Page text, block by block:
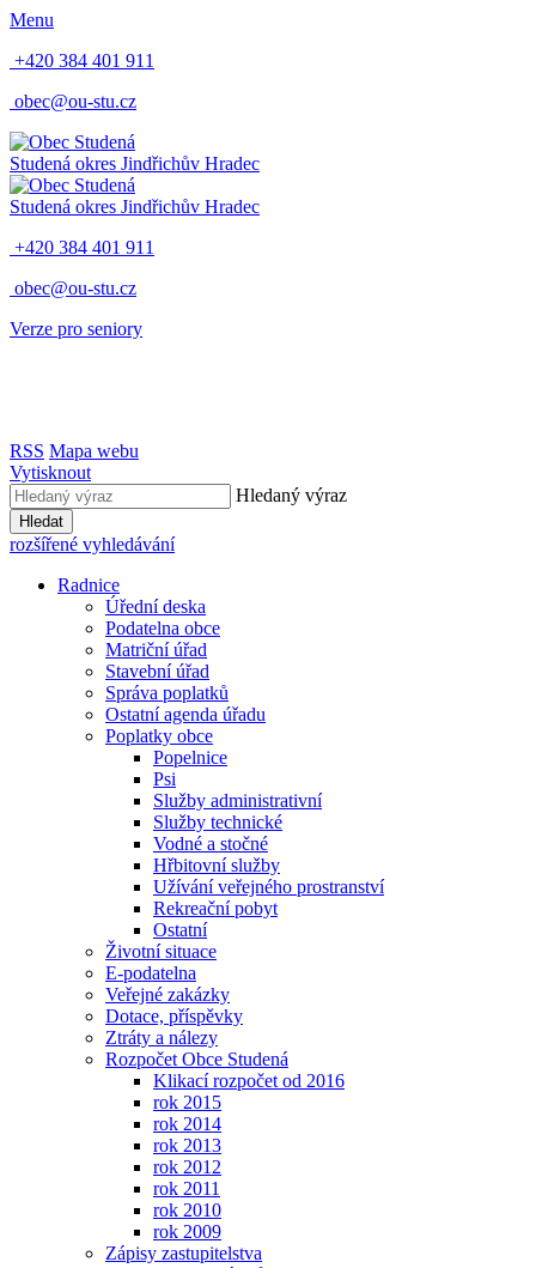
Menu
+420 384 401 911
obec@ou-stu.cz
Studená okres Jindřichův Hradec
Studená okres Jindřichův Hradec
+420 384 401 911
obec@ou-stu.cz
Verze pro seniory
RSS Mapa webu
Vytisknout
Hledaný výraz
Hledat
rozšířené vyhledávání
Radnice
Úřední deska
Podatelna obce
Matriční úřad
Stavební úřad
Správa poplatků
Ostatní agenda úřadu
Poplatky obce
Popelnice
Psi
Služby administrativní
Služby technické
Vodné a stočné
Hřbitovní služby
Užívání veřejného prostranství
Rekreační pobyt
Ostatní
Životní situace
E-podatelna
Veřejné zakázky
Dotace, příspěvky
Ztráty a nálezy
Rozpočet Obce Studená
Klikací rozpočet od 2016
rok 2015
rok 2014
rok 2013
rok 2012
rok 2011
rok 2010
rok 2009
Zápisy zastupitelstva